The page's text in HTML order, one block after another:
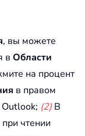
, вы можете
в Области
на процент
в правом
(2) В
чтении